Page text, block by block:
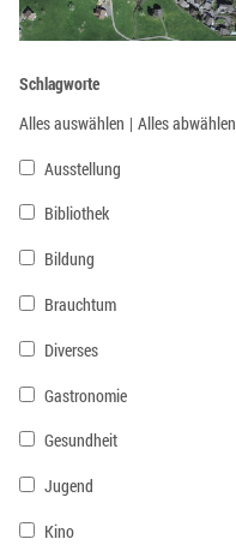
Schlagworte
Alles auswählen | Alles abwählen
Ausstellung
Bibliothek
Bildung
Brauchtum
Diverses
Gastronomie
Gesundheit
Jugend
Kino